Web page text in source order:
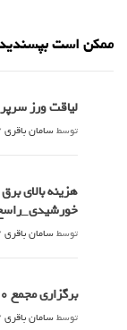
ممکن است
لیاقت ورز
توسطسامان باقری
هزینه بالای
توسطسامان باقری
برگزاری مجمع 100 شرکت بورسی در زمان اضافه_راسخ
توسطسامان باقری